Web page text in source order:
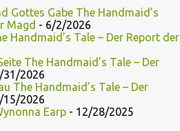
Gottes Gabe The Handmaid’s
Magd - 6/2/2026
Handmaid’s Tale – Der Report der
The Handmaid’s Tale – Der
31/2026
The Handmaid’s Tale – Der
15/2026
Earp - 12/28/2025